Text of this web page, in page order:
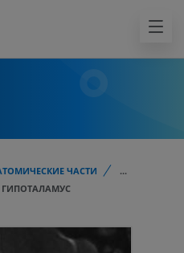
ЧАСТИ
...
ГИПОТАЛАМУС